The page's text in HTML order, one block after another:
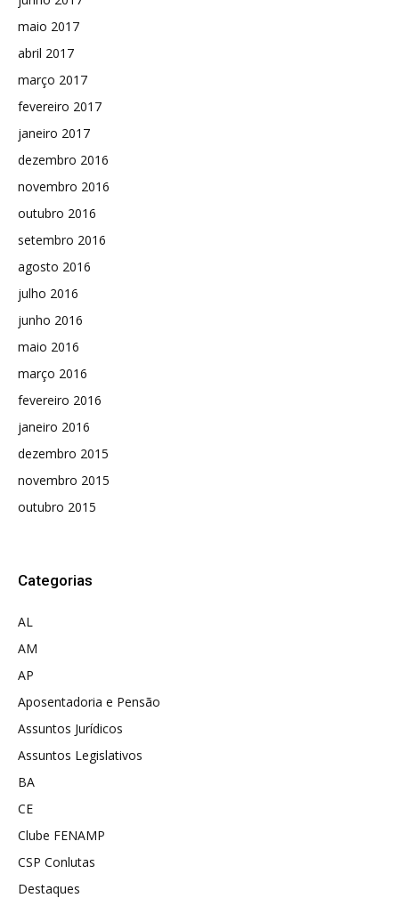
maio 2017
abril 2017
março 2017
fevereiro 2017
janeiro 2017
dezembro 2016
novembro 2016
outubro 2016
setembro 2016
agosto 2016
julho 2016
junho 2016
maio 2016
março 2016
fevereiro 2016
janeiro 2016
dezembro 2015
novembro 2015
outubro 2015
Categorias
AL
AM
AP
Aposentadoria e Pensão
Assuntos Jurídicos
Assuntos Legislativos
BA
CE
Clube FENAMP
CSP Conlutas
Destaques